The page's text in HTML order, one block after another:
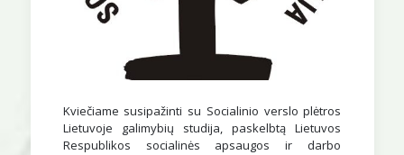
Kviečiame susipažinti su Socialinio verslo plėtros
Lietuvoje galimybių studija, paskelbtą Lietuvos
Respublikos socialinės apsaugos ir darbo